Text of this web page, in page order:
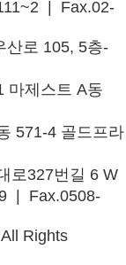
| Fax.02-
산로 105, 5층-
마제스트 A동
571-4 골드프라
로327번길 6 W
| Fax.0508-
Rights